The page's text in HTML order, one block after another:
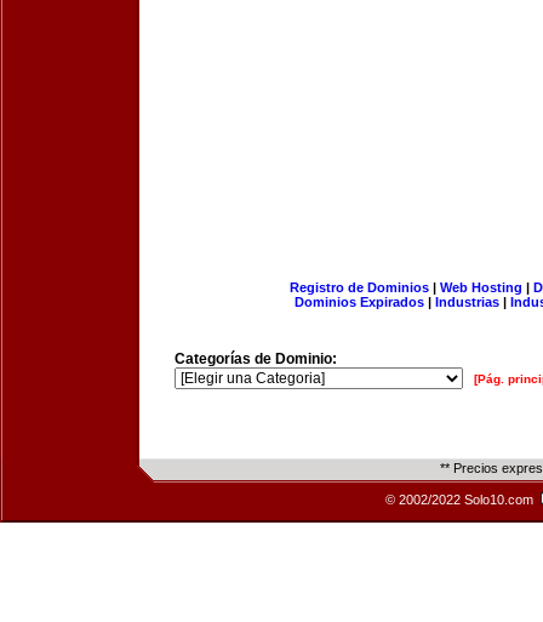
Registro de Dominios| Web Hosting |
Dominios Expirados | Industrias |
Categorías de Dominio:
[Pág.
** Precios
© 2002/2022 Solo10.com